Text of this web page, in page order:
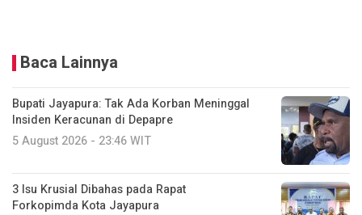
Baca Lainnya
Bupati Jayapura: Tak Ada Korban Meninggal
Insiden Keracunan di Depapre
5 August 2026 - 23:46 WIT
3 Isu Krusial Dibahas pada Rapat
Forkopimda Kota Jayapura